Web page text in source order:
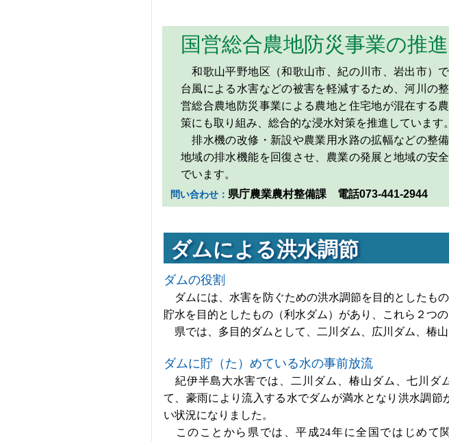
国営総合農地防災事業の推進
和歌山平野地区（和歌山市、紀の川市、岩出市）
台風による水害などの被害を軽減するため、河川の
営総合農地防災事業による農地と住宅地が混在する
策にも取り組み、総合的な浸水対策を推進しています。
排水機の改修・新設や農業用水路の拡幅などの整備
地域の排水機能を回復させ、農業の発展と地域の安
でいます。
問い合わせ： 県庁農業農村整備課 電話073-441-2944
ダムによる洪水調節
ダムの役割
ダムには、水害を防ぐための洪水調節を目的としたも
貯水を目的としたもの（利水ダム）があり、これら２つ
県では、多目的ダムとして、二川ダム、広川ダム、椿
ダムに貯（た）めている水の事前放流
紀伊半島大水害では、二川ダム、椿山ダム、七川ダ
て、豪雨により流入する水でダムが満水となり洪水調節
い状況になりました。
このことから県では、平成24年に全国ではじめて